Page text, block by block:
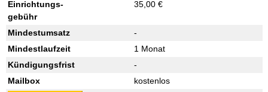
Einrichtungs-
gebühr
35,00 €
Mindestumsatz
-
Mindestlaufzeit
1 Monat
Kündigungsfrist
-
Mailbox
kostenlos